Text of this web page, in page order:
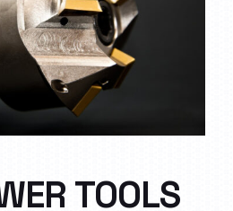
TOOLS